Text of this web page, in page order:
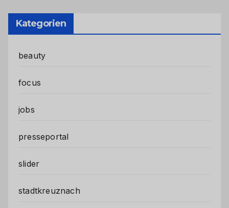
Kategorien
beauty
focus
jobs
presseportal
slider
stadtkreuznach